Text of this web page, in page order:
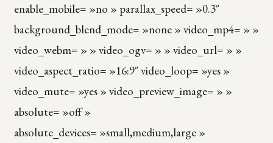
enable_mobile= »no » parallax_speed= »0.3″
background_blend_mode= »none » video_mp4= » »
video_webm= » » video_ogv= » » video_url= » »
video_aspect_ratio= »16:9″ video_loop= »yes »
video_mute= »yes » video_preview_image= » »
absolute= »off »
absolute_devices= »small,medium,large »